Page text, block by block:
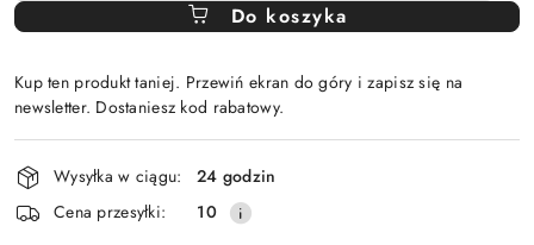
Do koszyka
Kup ten produkt taniej. Przewiń ekran do góry i zapisz się na
newsletter. Dostaniesz kod rabatowy.
Dostępność
i
dostawa
Wysyłka w ciągu:
24 godzin
Cena przesyłki:
10